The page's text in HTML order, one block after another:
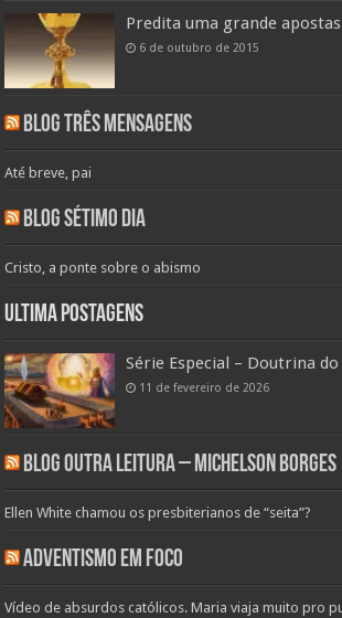
Predita uma grande
6 de outubro de 2015
Blog Três Mensagens
Até breve, pai
Blog Sétimo Dia
Cristo, a ponte sobre o abismo
Ultima Postagens
Série Especial – Doutrina
11 de fevereiro de 2026
Blog Outra Leitura – Michelson Borges
Ellen White chamou os presbiterianos de “seita”?
Adventismo em Foco
Vídeo de absurdos católicos. Maria viaja muito pro